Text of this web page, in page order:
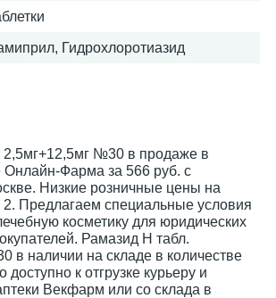
Гидрохлоротиазид
2,5мг+12,5мг №30 в продаже в
Онлайн-Фарма за 566 руб. с
Низкие розничные цены на
Предлагаем специальные условия
косметику для юридических
Рамазид Н табл.
в наличии на складе в количестве
доступно к отгрузке курьеру и
Векфарм или со склада в